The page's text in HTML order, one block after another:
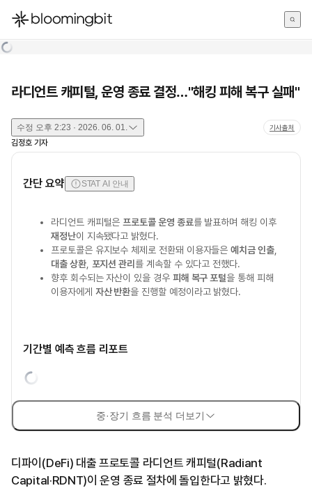
한국어
라디언트 캐피털, 운영 종료 결정…"해킹 피해 복구 실패"
수정 오후 2:23 · 2026. 06. 01. 기사출처
김정호 기자
간단 요약 STAT AI 안내
라디언트 캐피털은 프로토콜 운영 종료를 발표하며 해킹 이후
재정난이 지속됐다고 밝혔다.
프로토콜은 유지보수 체제로 전환돼 이용자들은예치금 인출,
대출 상환, 포지션 관리 를 계속할 수 있다고 전했다.
향후 회수되는 자산이 있을 경우 피해 복구 포털을 통해 피해
이용자에게 자산 반환을 진행할 예정이라고 밝혔다.
기간별 예측 흐름 리포트
중·장기 흐름 분석 더보기
디파이(DeFi) 대출 프로토콜 라디언트 캐피털(Radiant
Capital·RDNT)이 운영 종료 절차에 돌입한다고 밝혔다.